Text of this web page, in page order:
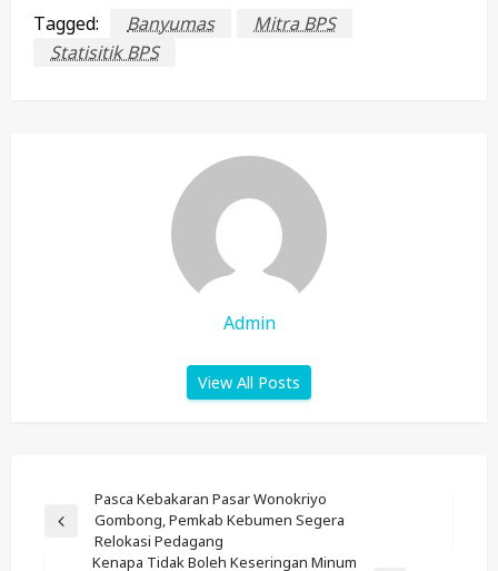
Tagged: Banyumas
Mitra BPS
Statisitik BPS
Admin
View All Posts
Navigation
Previous
Pasca Kebakaran Pasar Wonokriyo
Gombong, Pemkab Kebumen Segera
Relokasi Pedagang
Kenapa Tidak Boleh Keseringan Minum